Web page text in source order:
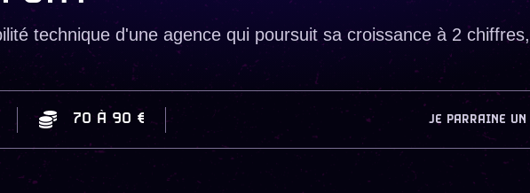
technique d'une agence qui poursuit sa croissance à 2
70 À 90 € JE PARRAINE